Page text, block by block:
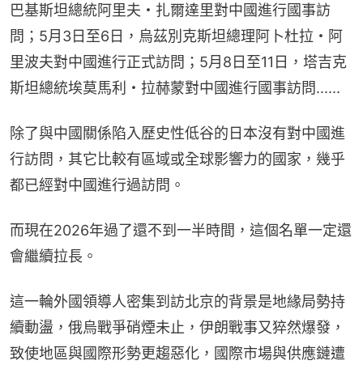
巴基斯坦總統阿里夫・扎爾達里對中國進行國事訪
問；5月3日至6日，烏茲別克斯坦總理阿卜杜拉・阿
里波夫對中國進行正式訪問；5月8日至11日，塔吉克
斯坦總統埃莫馬利・拉赫蒙對中國進行國事訪問......
除了與中國關係陷入歷史性低谷的日本沒有對中國進
行訪問，其它比較有區域或全球影響力的國家，幾乎
都已經對中國進行過訪問。
而現在2026年過了還不到一半時間，這個名單一定還
會繼續拉長。
這一輪外國領導人密集到訪北京的背景是地緣局勢持
續動盪，俄烏戰爭硝煙未止，伊朗戰事又猝然爆發，
致使地區與國際形勢更趨惡化，國際市場與供應鏈遭